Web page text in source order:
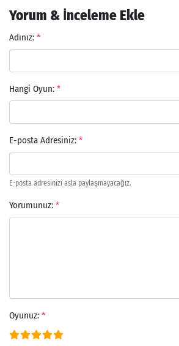
Yorum & İnceleme Ekle
Adınız: *
Hangi Oyun: *
E-posta Adresiniz: *
E-posta adresinizi asla paylaşmayacağız.
Yorumunuz: *
Oyunuz: *